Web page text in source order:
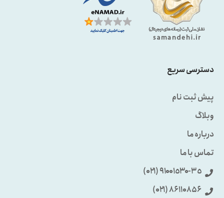
دسترسی سریع
پیش ثبت نام
وبلاگ
درباره ما
تماس با ما
٩۱۰۰۱٥۳۰-۳٥ (۰۲۱)
86110856 (۰۲۱)